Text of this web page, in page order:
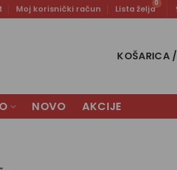
Moj korisnički račun Lista želja
KOŠARICA /
NOVO AKCIJE